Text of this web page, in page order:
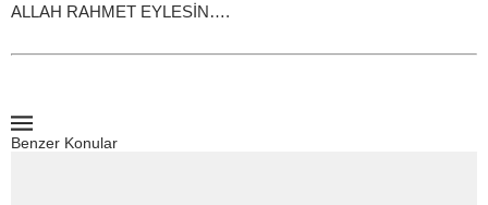
ALLAH RAHMET EYLESİN….
Benzer Konular